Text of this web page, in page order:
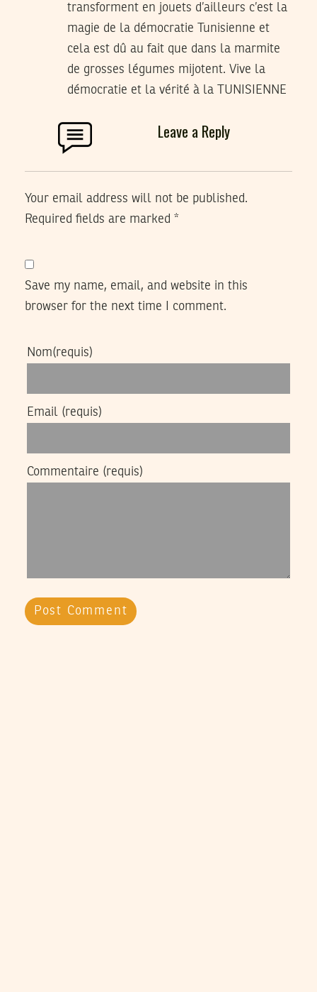
transforment en jouets d’ailleurs c’est la
magie de la démocratie Tunisienne et
cela est dû au fait que dans la marmite
de grosses légumes mijotent. Vive la
démocratie et la vérité à la TUNISIENNE
Leave a Reply
Your email address will not be published.
Required fields are marked *
Save my name, email, and website in this
browser for the next time I comment.
Nom(requis)
Email (requis)
Commentaire (requis)